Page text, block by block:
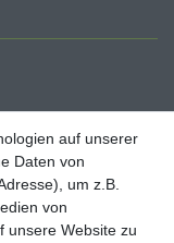
auf unserer
Daten von
um z.B.
von
unsere Website zu